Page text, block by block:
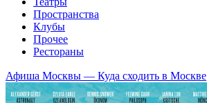
Пространства
Клубы
Прочее
Рестораны
Афиша Москвы — Куда сходить в Москве